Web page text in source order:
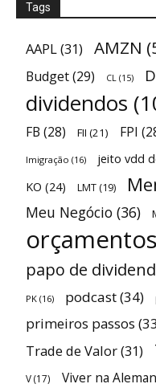
Tags
AAPL(31) AMZN
Budget(29) CL (15)
dividendos
FB (28) FII (21) FPI
Imigração (16) jeito vdd
KO (24) LMT (19)
Meu Negócio (36)
orçamentos
papo de
PK (16) podcast(34)
primeiros passos
Trade de Valor(31)
V(17) Viver na